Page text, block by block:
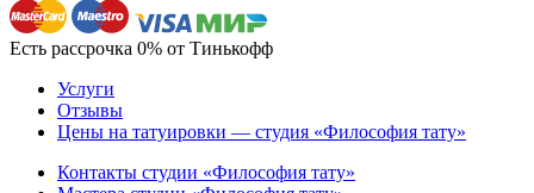
Есть рассрочка 0% от Тинькофф
Услуги
Отзывы
Цены на татуировки — студия «Философия тату»
Контакты студии «Философия тату»